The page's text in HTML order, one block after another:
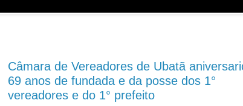
Câmara de Vereadores de Ubatã
69 anos de fundada e da posse dos 1°
vereadores e do 1° prefeito